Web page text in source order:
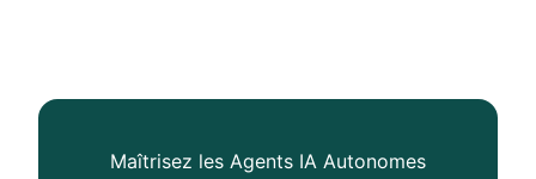
Maîtrisez les Agents IA Autonomes